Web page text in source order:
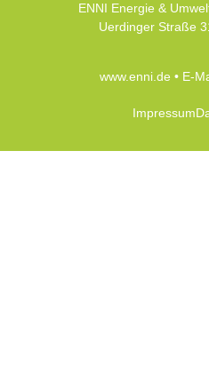
ENNI Energie &
Uerdinger Straße
www.enni.de• E-
Impressum